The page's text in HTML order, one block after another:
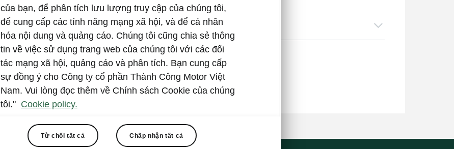
Market Language
Show
của bạn, để phân tích lưu lượng truy cập của chúng tôi,
để cung cấp các tính năng mạng xã hội, và để cá nhân
hóa nội dung và quảng cáo. Chúng tôi cũng chia sẻ thông
tin về việc sử dụng trang web của chúng tôi với các đối
tác mạng xã hội, quảng cáo và phân tích. Bạn cung cấp
sự đồng ý cho Công ty cổ phần Thành Công Motor Việt
Nam. Vui lòng đọc thêm về Chính sách Cookie của chúng
tôi." Cookie policy.
Từ chối tất cả Chấp nhận tất cả